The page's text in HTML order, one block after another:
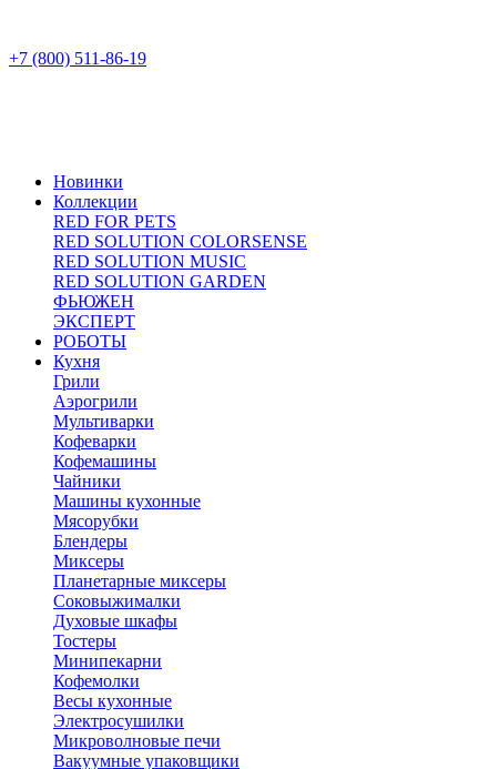
+7 (800) 511-86-19
Новинки
Коллекции
RED FOR PETS
RED SOLUTION COLORSENSE
RED SOLUTION MUSIC
RED SOLUTION GARDEN
ФЬЮЖЕН
ЭКСПЕРТ
РОБОТЫ
Кухня
Грили
Аэрогрили
Мультиварки
Кофеварки
Кофемашины
Чайники
Машины кухонные
Мясорубки
Блендеры
Миксеры
Планетарные миксеры
Соковыжималки
Духовые шкафы
Тостеры
Минипекарни
Кофемолки
Весы кухонные
Электросушилки
Микроволновые печи
Вакуумные упаковщики